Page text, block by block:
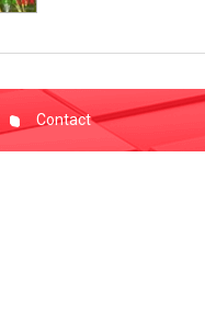
Contact